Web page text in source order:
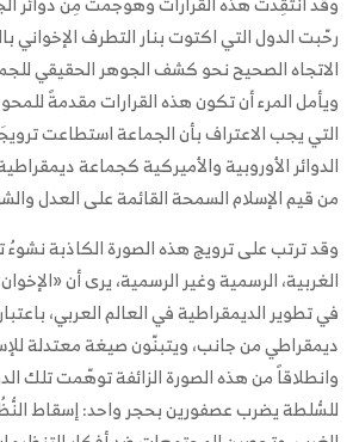
رحّبت الدول التي اكتوت بنار التطرف الإخواني
الاتجاه الصحيح نحو كشف الجوهر الحقيقي
ويأمل المرء أن تكون هذه القرارات مقدمةً للمحو
التي يجب الاعتراف بأن الجماعة استطاعت
الدوائر الأوروبية والأميركية كجماعة
من قيم الإسلام السمحة القائمة على العدل
وقد ترتب على ترويج هذه الصورة الكاذبة نشوءُ
الغربية، الرسمية وغير الرسمية، يرى أن
في تطوير الديمقراطية في العالم العربي،
ديمقراطي من جانب، ويتبنّون صيغة معتدلة
وانطلاقاً من هذه الصورة الزائفة توهّمت تلك
للسُّلطة يضرب عصفورين بحجر واحد: إسقاط